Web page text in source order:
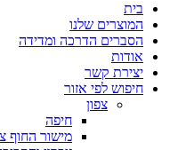
בית
המוצרים שלנו
הסברים הדרכה ומדידה
אודות
יצירת קשר
חיפוש לפי אזור
צפון
חיפה
מישור החוף